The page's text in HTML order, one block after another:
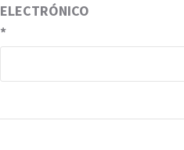
ELECTRÓNICO
*